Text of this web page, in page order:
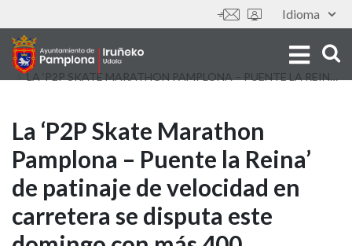
to
main
content
Idioma
Tools
La
‘P2P
Skate
Marathon
La ‘P2P Skate Marathon
Pamplona – Puente la Reina’
de patinaje de velocidad en
carretera se disputa este